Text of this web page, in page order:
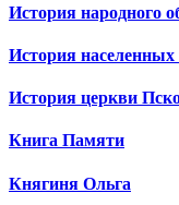
История народного
История
История церкви
Книга Памяти
Княгиня Ольга